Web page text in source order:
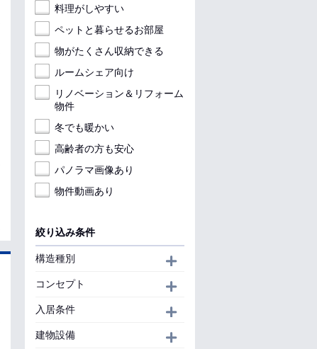
料理がしやすい
ペットと暮らせるお部屋
物がたくさん収納できる
ルームシェア向け
リノベーション＆リフォーム
物件
冬でも暖かい
高齢者の方も安心
パノラマ画像あり
物件動画あり
絞り込み条件
構造種別
コンセプト
入居条件
建物設備